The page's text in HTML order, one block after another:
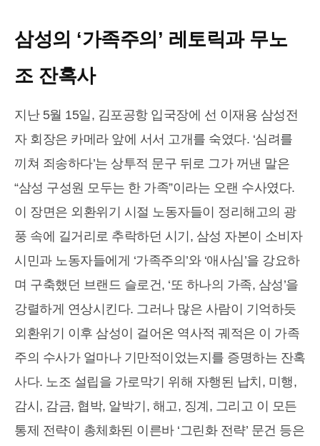
삼성의 ‘가족주의’ 레토릭과 무노
조 잔혹사
지난 5월 15일, 김포공항 입국장에 선 이재용 삼성전
자 회장은 카메라 앞에 서서 고개를 숙였다. ‘심려를
끼쳐 죄송하다’는 상투적 문구 뒤로 그가 꺼낸 말은
“삼성 구성원 모두는 한 가족”이라는 오랜 수사였다.
이 장면은 외환위기 시절 노동자들이 정리해고의 광
풍 속에 길거리로 추락하던 시기, 삼성 자본이 소비자
시민과 노동자들에게 ‘가족주의’와 ‘애사심’을 강요하
며 구축했던 브랜드 슬로건, ‘또 하나의 가족, 삼성’을
강렬하게 연상시킨다. 그러나 많은 사람이 기억하듯
외환위기 이후 삼성이 걸어온 역사적 궤적은 이 가족
주의 수사가 얼마나 기만적이었는지를 증명하는 잔혹
사다. 노조 설립을 가로막기 위해 자행된 납치, 미행,
감시, 감금, 협박, 알박기, 해고, 징계, 그리고 이 모든
통제 전략이 총체화된 이른바 ‘그린화 전략’ 문건 등은